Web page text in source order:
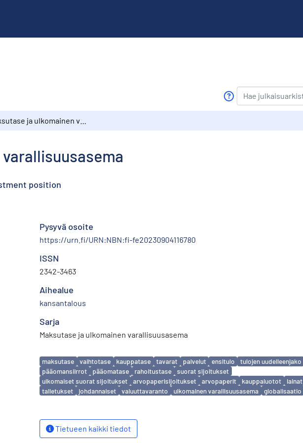
position
Pysyvä osoite
https://urn.fi/URN:NBN:fi-fe20230904116780
ISSN
2342-3463
Aihealue
kansantalous
Sarja
Maksutase ja ulkomainen varallisuusasema
Avainsanat
maksutase vaihtotase kauppatase tavarat palvelut ensitulo
tulojen uudelleenjako
pääomansiirrot
pääomatase rahoitustase
suorat sijoitukset
ulkomaiset suorat sijoitukset
arvopaperisijoitukset arvopaperit kauppaluotot
lainat
talletukset
johdannaiset valuuttavaranto ulkomainen varallisuusasema globalisaatio
Tietueen kaikki tiedot